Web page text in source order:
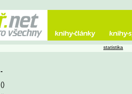
-
()
statistika